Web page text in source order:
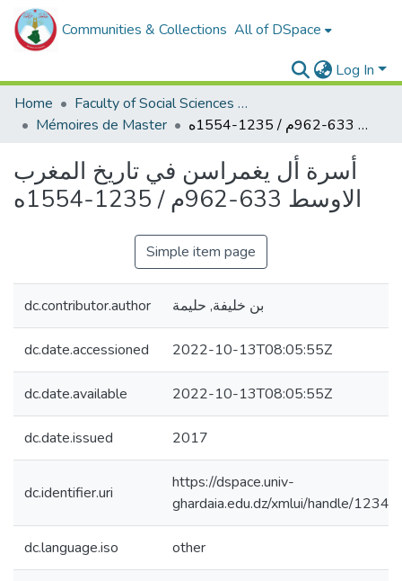
Communities & Collections All of DSpace
Log In
Home
Faculty of Social Sciences and Humanities
Mémoires de Master
أسرة أل يغمراسن في تاريخ المغرب الاوسط 633-962م / 1235-1554ه
أسرة أل يغمراسن في تاريخ المغرب
الاوسط 633-962م / 1235-1554ه
Simple item page
dc.contributor.author بن خليفة, حليمة
dc.date.accessioned 2022-10-13T08:05:55Z
dc.date.available 2022-10-13T08:05:55Z
dc.date.issued 2017
dc.identifier.uri
https://dspace.univ-
ghardaia.edu.dz/xmlui/handle/
dc.language.iso other